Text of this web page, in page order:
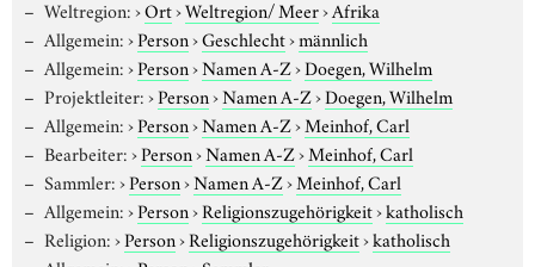
Weltregion:›Ort›Weltregion/ Meer›Afrika
Allgemein:›Person›Geschlecht›männlich
Allgemein:›Person›Namen A-Z›Doegen, Wilhelm
Projektleiter:›Person›Namen A-Z›Doegen, Wilhelm
Allgemein:›Person›Namen A-Z›Meinhof, Carl
Bearbeiter:›Person›Namen A-Z›Meinhof, Carl
Sammler:›Person›Namen A-Z›Meinhof, Carl
Allgemein:›Person›Religionszugehörigkeit›katholisch
Religion:›Person›Religionszugehörigkeit›katholisch